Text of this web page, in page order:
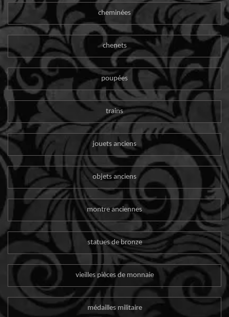
cheminées
chenets
poupées
trains
jouets anciens
objets anciens
montre anciennes
statues de bronze
vieilles pièces de monnaie
médailles militaire